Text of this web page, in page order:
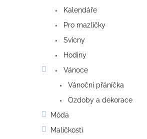
Kalendáře
Pro mazlíčky
Svícny
Hodiny
Vánoce
Vánoční přáníčka
Ozdoby a dekorace
Móda
Maličkosti